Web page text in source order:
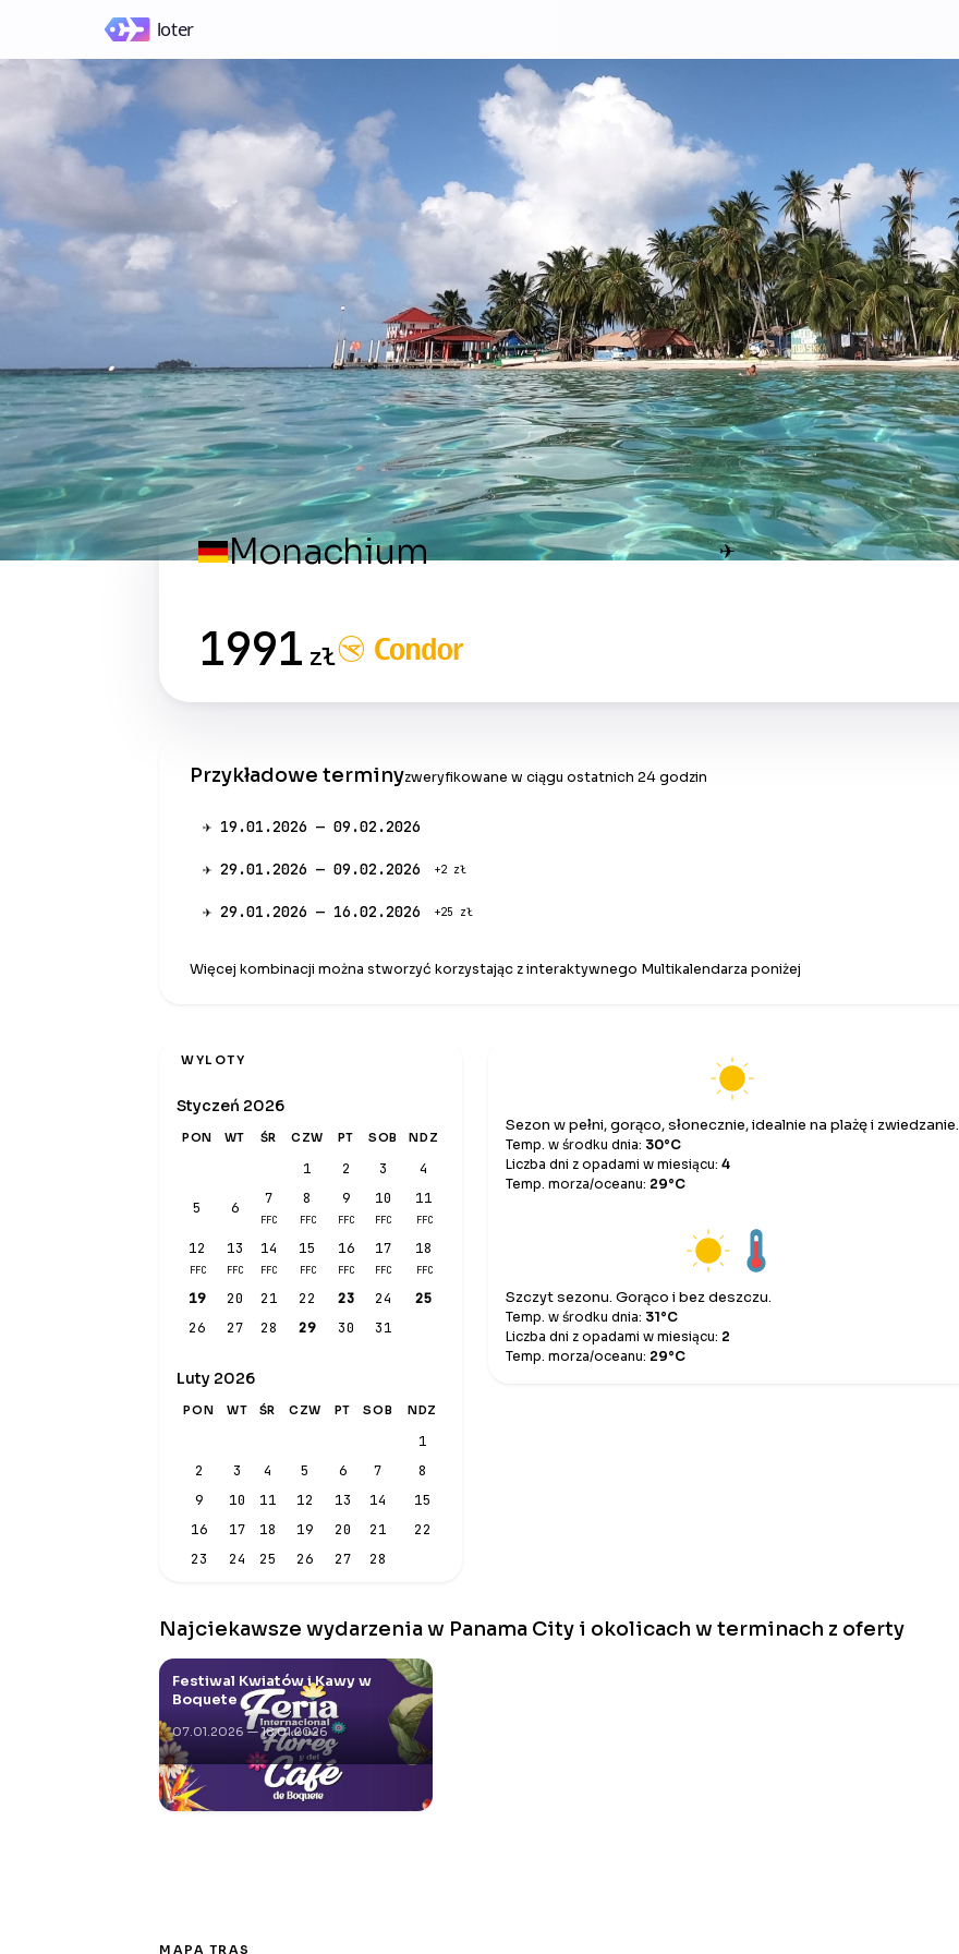
Monachium ✈
1991 zł
Przykładowe terminyzweryfikowane w ciągu ostatnich 24 godzin
✈ 19.01.2026 — 09.02.2026
✈ 29.01.2026 — 09.02.2026 +2 zł
✈ 29.01.2026 — 16.02.2026 +25 zł
Więcej kombinacji można stworzyć korzystając z interaktywnego Multikalendarza poniżej
WYLOTY
Styczeń 2026
PON WT ŚR CZW PT SOB NDZ
1 2 3 4
5 6
7
FFC
8
FFC
9
FFC
10
FFC
11
FFC
12
FFC
13
FFC
14
FFC
15
FFC
16
FFC
17
FFC
18
FFC
19 20 21 22 23 24
25
26
27 28 29 30 31
Luty 2026
PON WT ŚR CZW PT SOB NDZ
1
2
3 4 5 6 7
8
9
10 11 12 13 14
15
16
17 18 19 20 21
22
23
24 25 26 27 28
Sezon w pełni, gorąco, słonecznie, idealnie na plażę i zwiedzanie.
Temp. w środku dnia: 30°C
Liczba dni z opadami w miesiącu: 4
Temp. morza/oceanu: 29°C
Szczyt sezonu. Gorąco i bez deszczu.
Temp. w środku dnia: 31°C
Liczba dni z opadami w miesiącu: 2
Temp. morza/oceanu: 29°C
Najciekawsze wydarzenia w Panama City i okolicach w terminach z oferty
Festiwal Kwiatów i Kawy w
Boquete
07.01.2026 — 18.01.2026
MAPA TRAS